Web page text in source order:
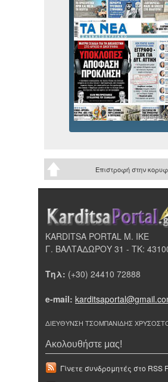
Επιστροφή στην
KARDITSA PORTAL Μ. ΙΚΕ
Γ. ΒΑΛΤΑΔΩΡΟΥ 31 - ΤΚ:
Τηλ: (+30) 24410 72888
e-mail:
ΔΙΕΥΘΥΝΣΗ ΤΣΟΜΠΑΝΙΔΗΣ
Ακολουθήστε μας!
Γίνετε συνδρομητές στο RSS